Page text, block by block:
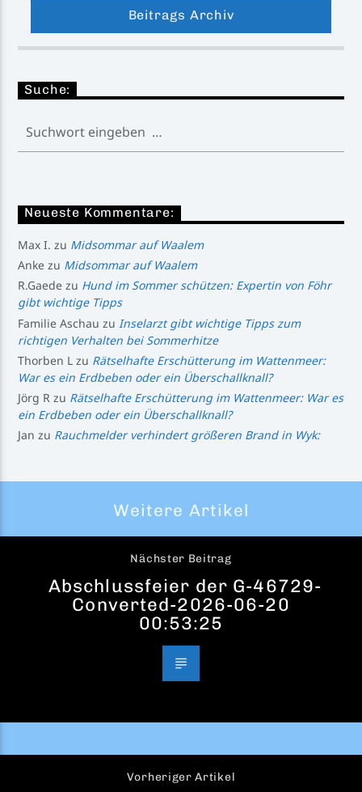
Beitrags Archiv
Suche:
Neueste Kommentare:
Max I. zu Midsommar auf Waalem
Anke zu Midsommar auf Waalem
R.Gaede zu Hund im Sommer schützen: Expertin von Föhr
gibt wichtige Tipps
Familie Aschau zu Inselarzt gibt wichtige Tipps zum
richtigen Verhalten bei Sommerhitze
Thorben L zu Rätselhafte Erschütterung im Wattenmeer:
War es ein Erdbeben oder ein Überschallknall?
Jörg R zu Rätselhafte Erschütterung im Wattenmeer: War es
ein Erdbeben oder ein Überschallknall?
Jan zu Rauchmelder verhindert größeren Brand in Wyk:
Weitere Artikel
Nächster Beitrag
Abschlussfeier der G-46729-
Converted-2026-06-20
00:53:25
Vorheriger Artikel